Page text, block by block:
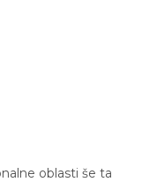
oblasti še ta